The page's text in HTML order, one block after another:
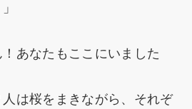
！あなたもここにいました
は桜をまきながら、それぞ